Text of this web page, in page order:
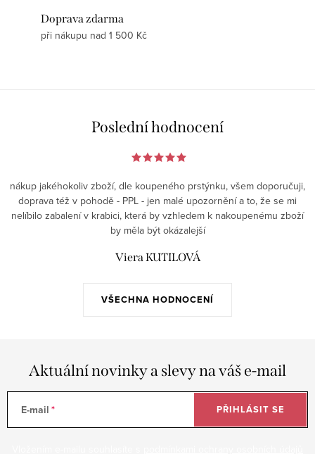
Doprava zdarma
při nákupu nad 1 500 Kč
Poslední hodnocení
VŠECHNA HODNOCENÍ
nákup jakéhokoliv zboží, dle koupeného prstýnku, všem doporučuji,
doprava též v pohodě - PPL - jen malé upozornění a to, že se mi
nelíbilo zabalení v krabici, která by vzhledem k nakoupenému zboží
by měla být okázalejší
Viera KUTILOVÁ
Aktuální novinky a slevy na váš e-mail
E-mail PŘIHLÁSIT SE